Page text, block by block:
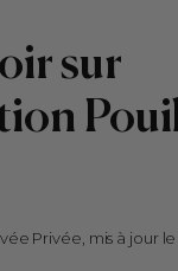
sur
Privée, mis à jour